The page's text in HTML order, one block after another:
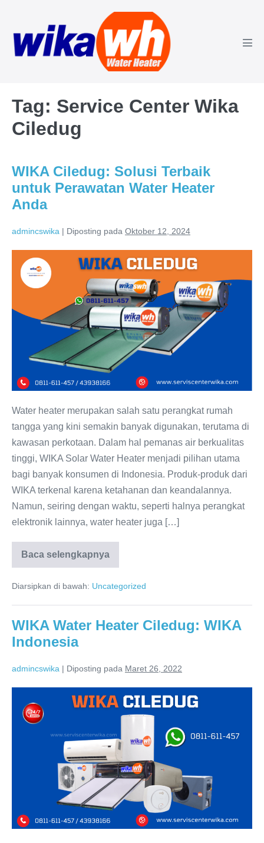
konten
Tag: Service Center Wika
Ciledug
WIKA Ciledug: Solusi Terbaik
untuk Perawatan Water Heater
Anda
admincswika | Diposting pada Oktober 12, 2024
WIKA
Ciledug:
Solusi
untuk
Water
Anda
Water heater merupakan salah satu perangkat rumah
tangga yang kini semakin banyak digunakan, terutama di
kawasan perkotaan. Dalam hal pemanas air berkualitas
tinggi, WIKA Solar Water Heater menjadi pilihan utama
bagi banyak konsumen di Indonesia. Produk-produk dari
WIKA terkenal karena ketahanan dan keandalannya.
Namun, seiring dengan waktu, seperti halnya perangkat
elektronik lainnya, water heater juga […]
Baca selengkapnya
WIKA
Ciledug:
Terbaik
Perawatan
Heater
Diarsipkan di bawah: Uncategorized
WIKA Water Heater Ciledug: WIKA
Indonesia
admincswika | Diposting pada Maret 26, 2022
Water
Heater